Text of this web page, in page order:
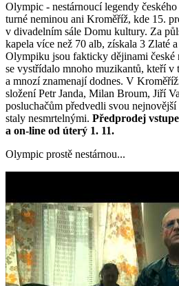
Olympic - nestárnoucí legendy
turné neminou ani Kroměříž, kde 15.
v divadelním sále Domu kultury. Za
kapela více než 70 alb, získala 3 Zlaté
Olympiku jsou fakticky dějinami české
se vystřídalo mnoho muzikantů, kteří v
a mnozí znamenají dodnes. V
složení Petr Janda, Milan Broum, Jiří
posluchačům předvedli svou
staly nesmrtelnými. Předprodej
a on-line od úterý 1. 11.
Olympic prostě nestárnou...